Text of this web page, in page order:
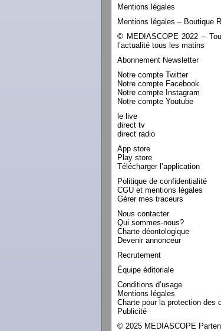
Mentions légales
Mentions légales – Boutique
© MEDIASCOPE 2022 –
l’actualité tous les matins
Abonnement Newsletter
Notre compte Twitter
Notre compte Facebook
Notre compte Instagram
Notre compte Youtube
le live
direct tv
direct radio
App store
Play store
Télécharger l’application
Politique de confidentialité
CGU et mentions légales
Gérer mes traceurs
Nous contacter
Qui sommes-nous?
Charte déontologique
Devenir annonceur
Recrutement
Équipe éditoriale
Conditions d’usage
Mentions légales
Charte pour la protection des
Publicité
© 2025 MEDIASCOPE